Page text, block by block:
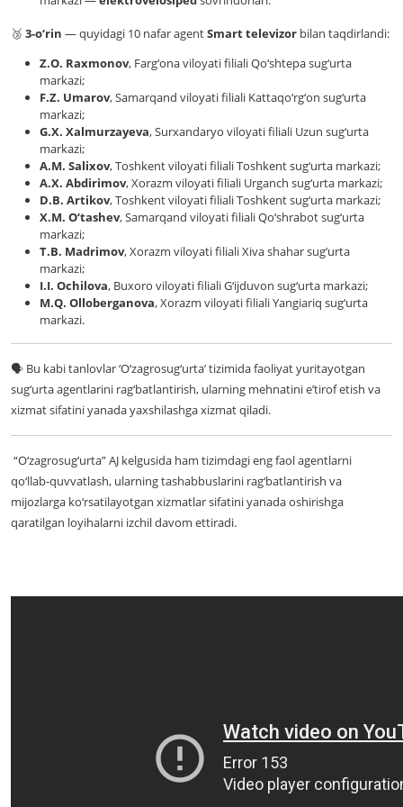
🥉 3-o‘rin — quyidagi 10 nafar agentSmart televizor bilan taqdirlandi:
Z.O. Raxmonov, Farg‘ona viloyati filiali Qo‘shtepa sug‘urta
markazi;
F.Z. Umarov, Samarqand viloyati filiali Kattaqo‘rg‘on sug‘urta
markazi;
G.X. Xalmurzayeva, Surxandaryo viloyati filiali Uzun sug‘urta
markazi;
A.M. Salixov, Toshkent viloyati filiali Toshkent sug‘urta markazi;
A.X. Abdirimov, Xorazm viloyati filiali Urganch sug‘urta markazi;
D.B. Artikov, Toshkent viloyati filiali Toshkent sug‘urta markazi;
X.M. O‘tashev, Samarqand viloyati filiali Qo‘shrabot sug‘urta
markazi;
T.B. Madrimov, Xorazm viloyati filiali Xiva shahar sug‘urta
markazi;
I.I. Ochilova, Buxoro viloyati filiali G‘ijduvon sug‘urta markazi;
M.Q. Olloberganova, Xorazm viloyati filiali Yangiariq sug‘urta
markazi.
🗣 Bu kabi tanlovlar ‘O‘zagrosug‘urta’ tizimida faoliyat yuritayotgan
sug‘urta agentlarini rag‘batlantirish, ularning mehnatini e’tirof etish va
xizmat sifatini yanada yaxshilashga xizmat qiladi.
“O‘zagrosug‘urta” AJ kelgusida ham tizimdagi eng faol agentlarni
qo‘llab-quvvatlash, ularning tashabbuslarini rag‘batlantirish va
mijozlarga ko‘rsatilayotgan xizmatlar sifatini yanada oshirishga
qaratilgan loyihalarni izchil davom ettiradi.